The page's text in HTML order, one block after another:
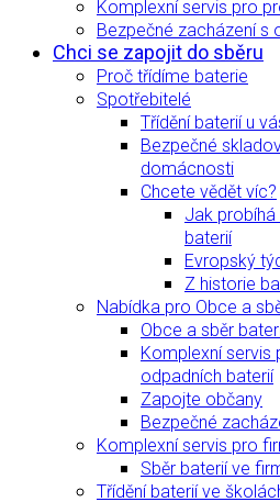
Komplexní servis pro
Bezpečné zacházení s
Chci se zapojit do sběru
Proč třídíme baterie
Spotřebitelé
Třídění baterií u
Bezpečné
domácnosti
Chcete vědět víc?
Jak
baterií
Evropský
Z historie
Nabídka pro Obce a
Obce a sběr
Komplexní servis
odpadních baterií
Zapojte občany
Bezpečné
Komplexní servis pro
Sběr baterií ve
Třídění baterií ve